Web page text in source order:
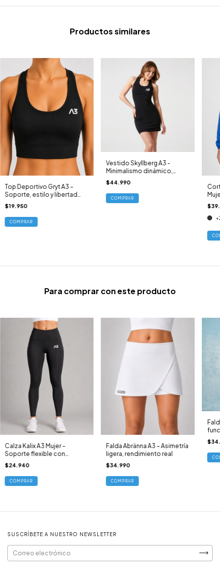
Productos similares
Top Deportivo Gryt A3 –
Soporte, estilo y libertad
total
$19.950
COMPRAR
Vestido Skyllberg A3 -
Minimalismo dinámico,
frescura que dura
$44.990
COMPRAR
de
Para comprar con este producto
Calza Kalix A3 Mujer –
Soporte flexible con
bolsillos
$24.940
COMPRAR
Falda Abränna A3 – Asimetría
ligera, rendimiento real
$34.990
COMPRAR
SUSCRÍBETE A NUESTRO NEWSLETTER